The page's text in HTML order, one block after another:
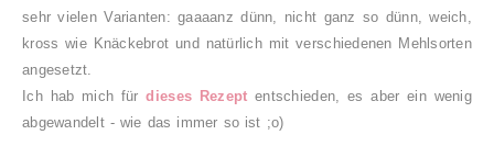
sehr vielen Varianten: gaaaanz dünn, nicht ganz so dünn, weich,
kross wie Knäckebrot und natürlich mit verschiedenen Mehlsorten
angesetzt.
Ich hab mich fürdieses Rezept entschieden, es aber ein wenig
abgewandelt - wie das immer so ist ;o)